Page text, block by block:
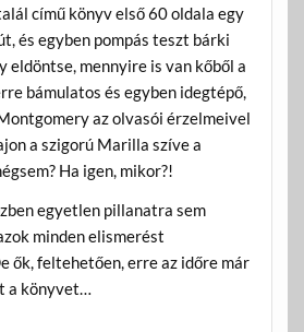
című könyv első 60 oldala egy
és egyben pompás teszt bárki
eldöntse, mennyire is van kőből a
bámulatos és egyben idegtépő,
az olvasói érzelmeivel
a szigorú Marilla szíve a
Ha igen, mikor?!
egyetlen pillanatra sem
minden elismerést
ők, feltehetően, erre az időre már
a könyvet…